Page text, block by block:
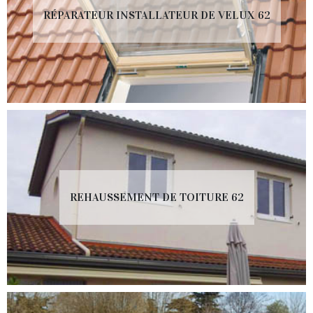
RÉPARATEUR INSTALLATEUR DE VELUX 62
REHAUSSEMENT DE TOITURE 62